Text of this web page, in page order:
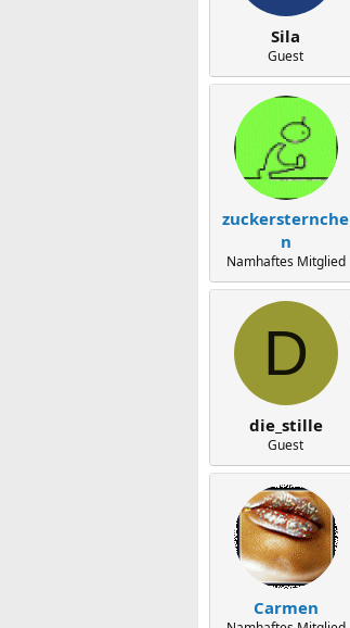
Sila
Guest
zuckersternche
n
Namhaftes Mitglied
D
die_stille
Guest
Carmen